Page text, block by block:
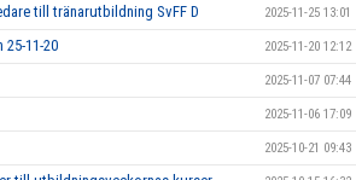
till tränarutbildning SvFF D 2025-11-25 13:01
11-20 2025-11-20 12:12
2025-11-07 07:44
2025-11-06 17:09
2025-10-21 09:43